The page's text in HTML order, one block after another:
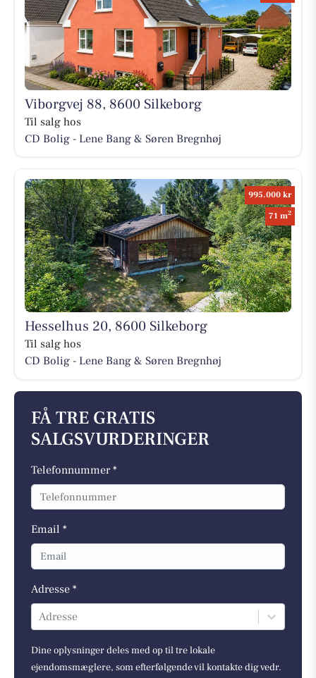
Viborgvej 88, 8600 Silkeborg
Til salg hos
CD Bolig - Lene Bang & Søren Bregnhøj
995.000 kr
71 m2
Hesselhus 20, 8600 Silkeborg
Til salg hos
CD Bolig - Lene Bang & Søren Bregnhøj
FÅ TRE GRATIS
SALGSVURDERINGER
Telefonnummer *
Email *
Adresse *
Adresse
Dine oplysninger deles med op til tre lokale
ejendomsmæglere, som efterfølgende vil kontakte dig vedr.